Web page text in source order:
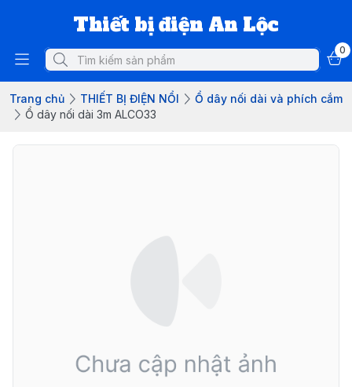
Thiết bị điện An Lộc
0
Trang chủ THIẾT BỊ ĐIỆN NỔI
Ổ dây nối dài và phích cắm
Ổ dây nối dài 3m ALCO33